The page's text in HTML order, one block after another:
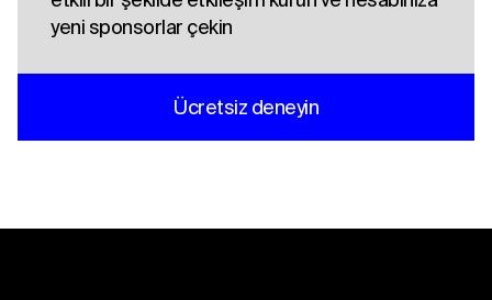
yeni sponsorlar çekin
Ücretsiz deneyin